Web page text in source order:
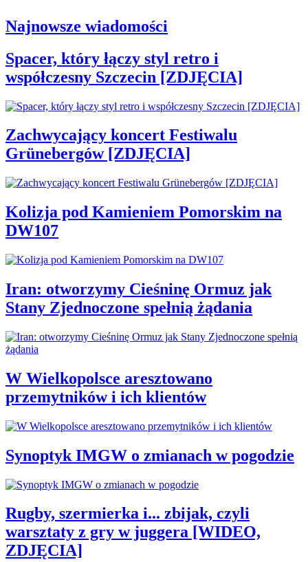
Najnowsze wiadomości
Spacer, który łączy styl retro i
współczesny Szczecin [ZDJĘCIA]
Zachwycający koncert Festiwalu
Grünebergów [ZDJĘCIA]
Kolizja pod Kamieniem Pomorskim na
DW107
Iran: otworzymy Cieśninę Ormuz jak
Stany Zjednoczone spełnią żądania
W Wielkopolsce aresztowano
przemytników i ich klientów
Synoptyk IMGW o zmianach w pogodzie
Rugby, szermierka i... zbijak, czyli
warsztaty z gry w juggera [WIDEO,
ZDJĘCIA]